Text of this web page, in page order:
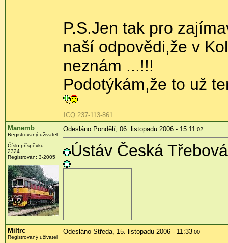
P.S.Jen tak pro
naší odpovědi,že v
neznám ...!!!
Podotýkám,že to už
ICQ 237-113-861
Manemb
Registrovaný uživatel
Číslo příspěvku:
2324
Registrován: 3-2005
Odesláno Pondělí, 06. listopadu 2006 - 15:11 :02
Ústáv Česká Třebová
Miltrc
Registrovaný uživatel
Odesláno Středa, 15. listopadu 2006 - 11:33:00